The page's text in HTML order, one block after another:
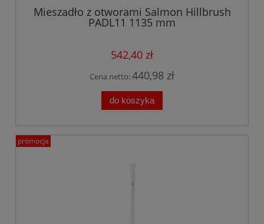
Mieszadło z otworami Salmon Hillbrush
PADL11 1135 mm
542,40 zł
Cena netto:440,98 zł
do koszyka
promocja